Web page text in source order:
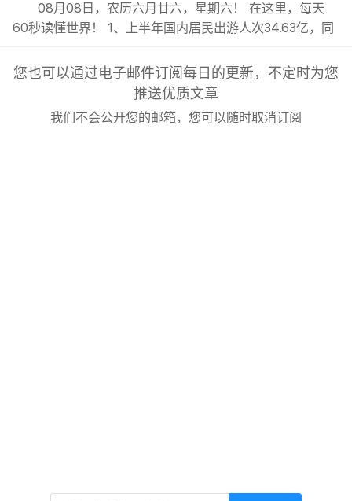
08月08日，农历六月廿六，星期六！ 在这里，每天
60秒读懂世界！ 1、上半年国内居民出游人次34.63亿，同
2、今年前7月我国货物贸易进出口总值超30万亿元，同比
增长17.3%，延续良好的增长态势；; 3、东航发布新规：8
您也可以通过电子邮件订阅每日的更新，不定时为您
推送优质文章
我们不会公开您的邮箱，您可以随时取消订阅